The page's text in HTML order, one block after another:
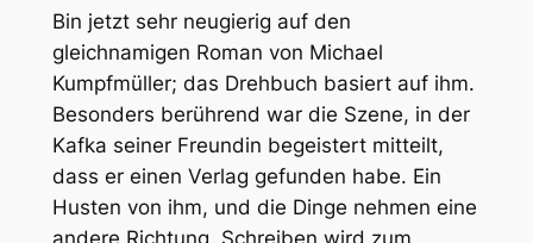
Bin jetzt sehr neugierig auf den
gleichnamigen Roman von Michael
Kumpfmüller; das Drehbuch basiert auf ihm.
Besonders berührend war die Szene, in der
Kafka seiner Freundin begeistert mitteilt,
dass er einen Verlag gefunden habe. Ein
Husten von ihm, und die Dinge nehmen eine